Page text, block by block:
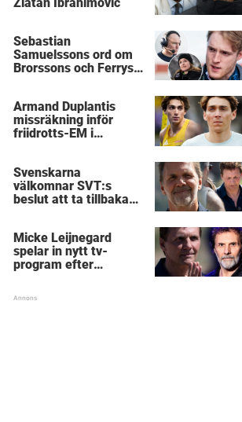
Sebastian
Samuelssons ord om
Brorssons och Ferrys
Armand Duplantis
missräkning inför
friidrotts-EM i
Svenskarna
välkomnar SVT:s
beslut att ta tillbaka
Micke Leijnegard
spelar in nytt tv-
program efter